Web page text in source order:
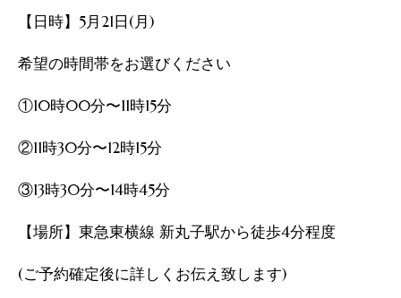
【日時】5月21日(月)
希望の時間帯をお選びください
①10時00分〜11時15分
②11時30分〜12時15分
③13時30分〜14時45分
【場所】東急東横線 新丸子駅から徒歩4分程度
(ご予約確定後に詳しくお伝え致します)